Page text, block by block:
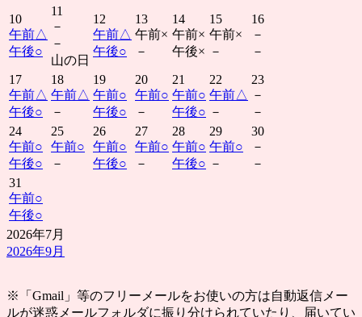
10
午前△
午後○
11
－
－
山の日
12
午前△
午後○
13
午前×
－
14
午前×
午後×
15
午前×
－
16
－
－
17
午前△
午後○
18
午前△
－
19
午前○
午後○
20
午前○
－
21
午前○
午後○
22
午前△
－
23
－
－
24
午前○
午後○
25
午前○
－
26
午前○
午後○
27
午前○
－
28
午前○
午後○
29
午前○
－
30
－
－
31
午前○
午後○
2026年7月
2026年9月
※「Gmail」等のフリーメールをお使いの方は自動返信メー
ルが迷惑メールフォルダに振り分けられていたり、届いてい